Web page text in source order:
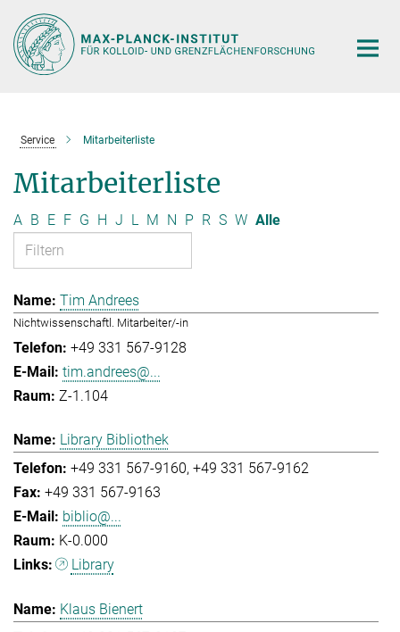
Hauptinhalt
Service Mitarbeiterliste
Mitarbeiterliste
A B E F G H J L M N P R S W Alle
Tim Andrees
Nichtwissenschaftl. Mitarbeiter/-in
+49 331 567-9128
tim.andrees@...
Z-1.104
Library Bibliothek
+49 331 567-9160 +49 331 567-9162
+49 331 567-9163
biblio@...
K-0.000
Library
Klaus Bienert